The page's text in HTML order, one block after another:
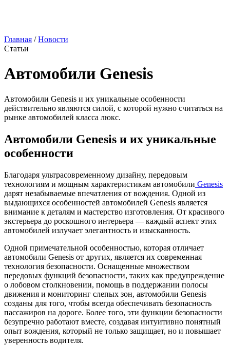
Главная /Новости
Статьи
Автомобили Genesis
Автомобили Genesis и их уникальные особенности
действительно являются силой, с которой нужно считаться на
рынке автомобилей класса люкс.
Автомобили Genesis и их уникальные
особенности
Благодаря ультрасовременному дизайну, передовым
технологиям и мощным характеристикам автомобили Genesis
дарят незабываемые впечатления от вождения. Одной из
выдающихся особенностей автомобилей Genesis является
внимание к деталям и мастерство изготовления. От красивого
экстерьера до роскошного интерьера — каждый аспект этих
автомобилей излучает элегантность и изысканность.
Одной примечательной особенностью, которая отличает
автомобили Genesis от других, является их современная
технология безопасности. Оснащенные множеством
передовых функций безопасности, таких как предупреждение
о лобовом столкновении, помощь в поддержании полосы
движения и мониторинг слепых зон, автомобили Genesis
созданы для того, чтобы всегда обеспечивать безопасность
пассажиров на дороге. Более того, эти функции безопасности
безупречно работают вместе, создавая интуитивно понятный
опыт вождения, который не только защищает, но и повышает
уверенность водителя.